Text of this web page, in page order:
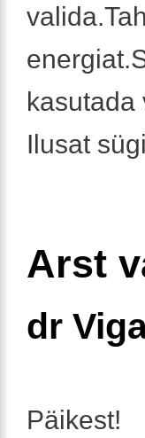
kasutada
Ilusat
Arst
dr
Päikest!